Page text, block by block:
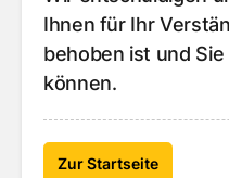
Ihnen für Ihr
behoben ist und
können.
Zur Startseite